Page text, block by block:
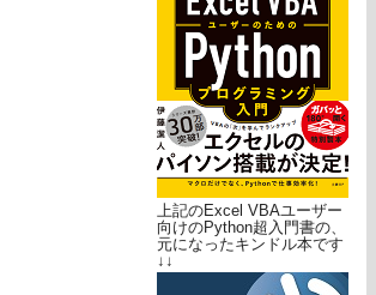
上記のExcel VBAユーザー
向けのPython超入門書の、
元になったキンドル本です
↓↓